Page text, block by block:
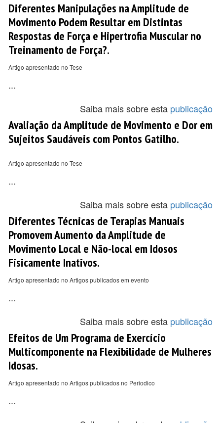
Diferentes Manipulações na Amplitude de
Movimento Podem Resultar em Distintas
Respostas de Força e Hipertrofia Muscular no
Treinamento de Força?.
Artigo apresentado no Tese
...
Saiba mais sobre esta publicação
Avaliação da Amplitude de Movimento e Dor em
Sujeitos Saudáveis com Pontos Gatilho.
Artigo apresentado no Tese
...
Saiba mais sobre esta publicação
Diferentes Técnicas de Terapias Manuais
Promovem Aumento da Amplitude de
Movimento Local e Não-local em Idosos
Fisicamente Inativos.
Artigo apresentado no Artigos publicados em evento
...
Saiba mais sobre esta publicação
Efeitos de Um Programa de Exercício
Multicomponente na Flexibilidade de Mulheres
Idosas.
Artigo apresentado no Artigos publicados no Periodico
...